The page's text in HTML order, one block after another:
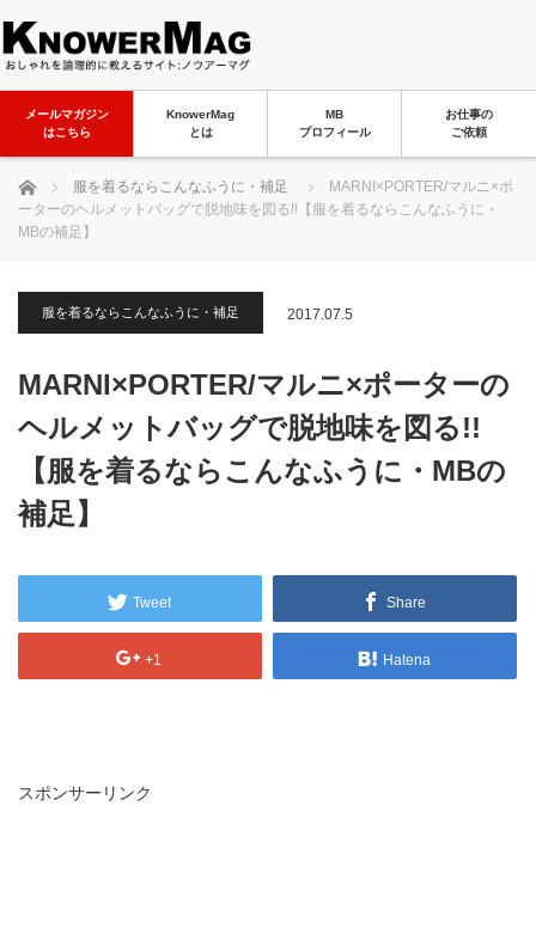
メールマガジン
はこちら
KnowerMag
とは
MB
プロフィール
お仕事の
ご依頼
ホーム 服を着るならこんなふうに・補足
MARNI×PORTER/マルニ×ポ
ーターのヘルメットバッグで脱地味を図る!!【服を着るならこんなふうに・
MBの補足】
服を着るならこんなふうに・補足 2017.07.5
MARNI×PORTER/マルニ×ポーターの
ヘルメットバッグで脱地味を図る!!
【服を着るならこんなふうに・MBの
補足】
Tweet Share
+1 Hatena
スポンサーリンク